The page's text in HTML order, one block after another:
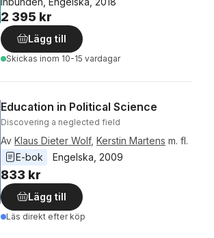
2 395 kr
Lägg till
Skickas inom 10-15 vardagar
Education in Political Science
Discovering a neglected field
Av Klaus Dieter Wolf, Kerstin Martens m. fl.
E-bok
Engelska 2009
833 kr
Lägg till
Läs direkt efter köp